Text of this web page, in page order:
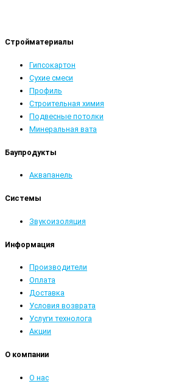
Стройматериалы
Гипсокартон
Сухие смеси
Профиль
Строительная химия
Подвесные потолки
Минеральная вата
Баупродукты
Аквапанель
Системы
Звукоизоляция
Информация
Производители
Оплата
Доставка
Условия возврата
Услуги технолога
Акции
О компании
О нас